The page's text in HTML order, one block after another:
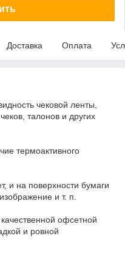
Доставка Оплата
чековой ленты,
талонов и других
термоактивного
и на поверхности бумаги
и т. п.
офсетной
и ровной